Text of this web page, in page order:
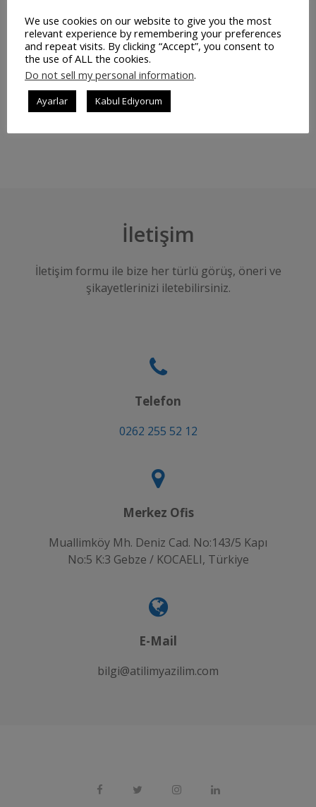
Müşteri Panelimiz Yayınlanmıştır
Ticari Bilgilerimiz Değişmiştir
JetSu – Mobil Su Sipariş Uygulaması
Repairist – Mobil Bakım ve Yönetim Uygulaması
İletişim
İletişim formu ile bize her türlü görüş, öneri ve
şikayetlerinizi iletebilirsiniz.
Telefon
0262 255 52 12
Merkez Ofis
Muallimköy Mh. Deniz Cad. No:143/5 Kapı
No:5 K:3 Gebze / KOCAELI, Türkiye
E-Mail
bilgi@atilimyazilim.com
We use cookies on our website to give you the most
relevant experience by remembering your preferences
and repeat visits. By clicking “Accept”, you consent to
the use of ALL the cookies.
Do not sell my personal information.
Ayarlar Kabul Ediyorum